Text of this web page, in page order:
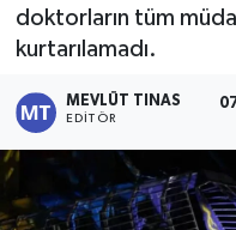
doktorların tüm
kurtarılamadı.
MEVLÜT TINAS
EDITÖR